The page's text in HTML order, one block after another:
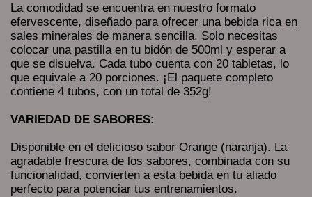
La comodidad se encuentra en nuestro formato
efervescente, diseñado para ofrecer una bebida rica en
sales minerales de manera sencilla. Solo necesitas
colocar una pastilla en tu bidón de 500ml y esperar a
que se disuelva. Cada tubo cuenta con 20 tabletas, lo
que equivale a 20 porciones. ¡El paquete completo
contiene 4 tubos, con un total de 352g!
VARIEDAD DE SABORES:
Disponible en el delicioso sabor Orange (naranja). La
agradable frescura de los sabores, combinada con su
funcionalidad, convierten a esta bebida en tu aliado
perfecto para potenciar tus entrenamientos.